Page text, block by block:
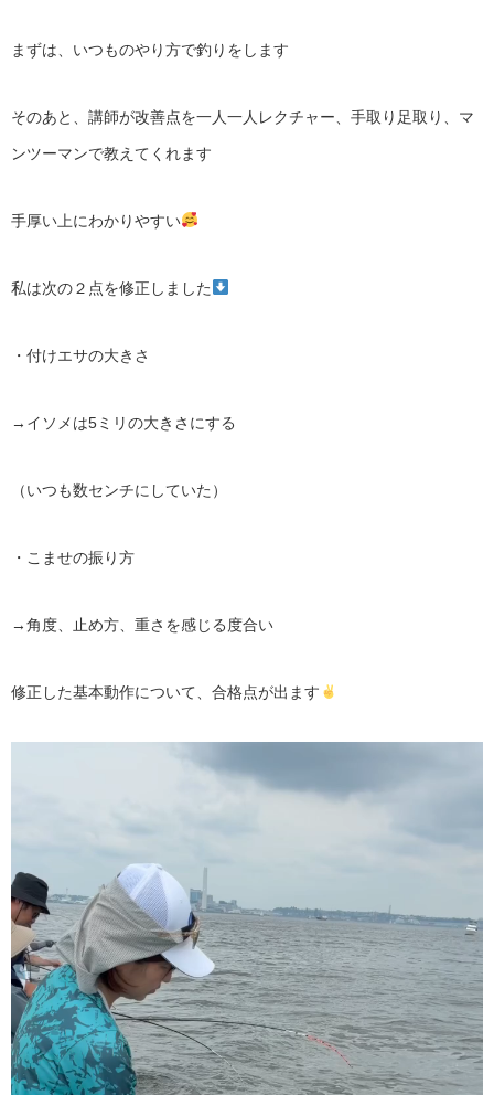
まずは、いつものやり方で釣りをします
そのあと、講師が改善点を一人一人レクチャー、手取り足取り、マ
ンツーマンで教えてくれます
手厚い上にわかりやすい
私は次の２点を修正しました
・付けエサの大きさ
→イソメは5ミリの大きさにする
（いつも数センチにしていた）
・こませの振り方
→角度、止め方、重さを感じる度合い
修正した基本動作について、合格点が出ます
ー